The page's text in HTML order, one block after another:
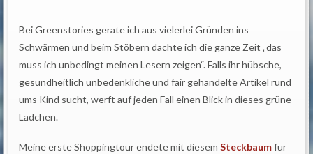
Bei Greenstories gerate ich aus vielerlei Gründen ins
Schwärmen und beim Stöbern dachte ich die ganze Zeit „das
muss ich unbedingt meinen Lesern zeigen“. Falls ihr hübsche,
gesundheitlich unbedenkliche und fair gehandelte Artikel rund
ums Kind sucht, werft auf jeden Fall einen Blick in dieses grüne
Lädchen.
Meine erste Shoppingtour endete mit diesemSteckbaumfür